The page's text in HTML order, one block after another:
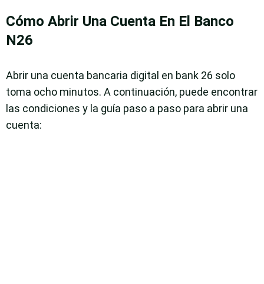
Cómo Abrir Una Cuenta En El Banco
N26
Abrir una cuenta bancaria digital en bank 26 solo
toma ocho minutos. A continuación, puede encontrar
las condiciones y la guía paso a paso para abrir una
cuenta: